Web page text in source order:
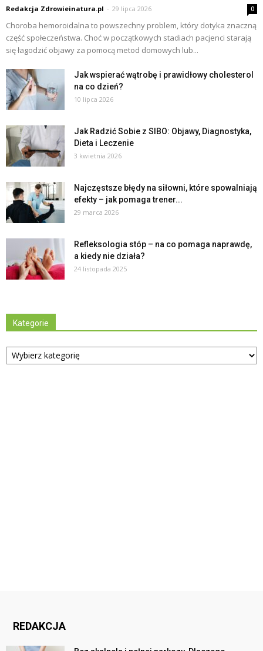
Redakcja Zdrowieinatura.pl - 29 lipca 2026 0
Choroba hemoroidalna to powszechny problem, który dotyka znaczną
część społeczeństwa. Choć w początkowych stadiach pacjenci starają
się łagodzić objawy za pomocą metod domowych lub...
Jak wspierać wątrobę i prawidłowy cholesterol
na co dzień?
10 lipca 2026
Jak Radzić Sobie z SIBO: Objawy, Diagnostyka,
Dieta i Leczenie
3 kwietnia 2026
Najczęstsze błędy na siłowni, które spowalniają
efekty – jak pomaga trener...
29 marca 2026
Refleksologia stóp – na co pomaga naprawdę,
a kiedy nie działa?
24 listopada 2025
Kategorie
Kategorie
REDAKCJA